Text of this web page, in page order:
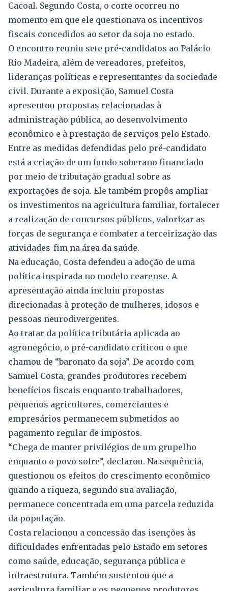
Cacoal. Segundo Costa, o corte ocorreu no
momento em que ele questionava os incentivos
fiscais concedidos ao setor da soja no estado.
O encontro reuniu sete pré-candidatos ao Palácio
Rio Madeira, além de vereadores, prefeitos,
lideranças políticas e representantes da sociedade
civil. Durante a exposição, Samuel Costa
apresentou propostas relacionadas à
administração pública, ao desenvolvimento
econômico e à prestação de serviços pelo Estado.
Entre as medidas defendidas pelo pré-candidato
está a criação de um fundo soberano financiado
por meio de tributação gradual sobre as
exportações de soja. Ele também propôs ampliar
os investimentos na agricultura familiar, fortalecer
a realização de concursos públicos, valorizar as
forças de segurança e combater a terceirização das
atividades-fim na área da saúde.
Na educação, Costa defendeu a adoção de uma
política inspirada no modelo cearense. A
apresentação ainda incluiu propostas
direcionadas à proteção de mulheres, idosos e
pessoas neurodivergentes.
Ao tratar da política tributária aplicada ao
agronegócio, o pré-candidato criticou o que
chamou de “baronato da soja”. De acordo com
Samuel Costa, grandes produtores recebem
benefícios fiscais enquanto trabalhadores,
pequenos agricultores, comerciantes e
empresários permanecem submetidos ao
pagamento regular de impostos.
“Chega de manter privilégios de um grupelho
enquanto o povo sofre”, declarou. Na sequência,
questionou os efeitos do crescimento econômico
quando a riqueza, segundo sua avaliação,
permanece concentrada em uma parcela reduzida
da população.
Costa relacionou a concessão das isenções às
dificuldades enfrentadas pelo Estado em setores
como saúde, educação, segurança pública e
infraestrutura. Também sustentou que a